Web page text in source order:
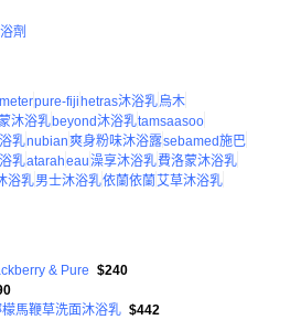
劑
pure-fiji hetras沐浴乳烏木
沐浴乳beyond沐浴乳tamsaasoo
乳nubian爽身粉味沐浴露sebamed施巴
乳ataraheau澡享沐浴乳費洛蒙沐浴乳
浴乳男士沐浴乳依蘭依蘭 艾草沐浴乳
& Pure $240
馬鞭草洗面沐浴乳 $442